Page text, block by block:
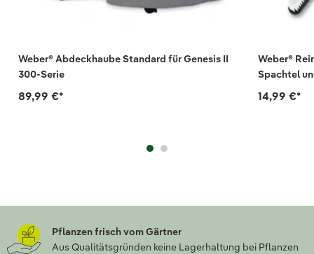
Weber® Abdeckhaube Standard für Genesis II
300-Serie
89,99 €*
Weber®
Spachtel
14,99 €*
Pflanzen frisch vom Gärtner
Aus Qualitätsgründen keine Lagerhaltung bei Pflanzen